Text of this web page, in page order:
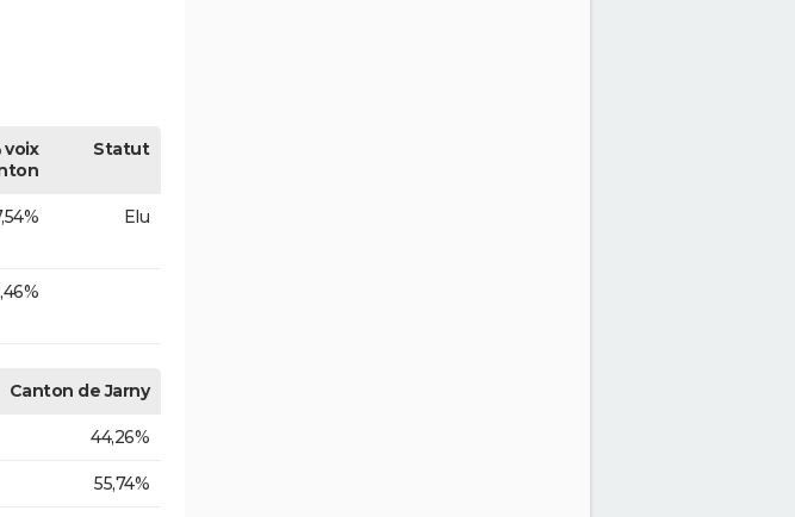
voix
Statut
Elu
Canton de Jarny
44,26%
55,74%